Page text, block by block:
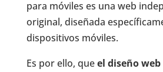
para móviles es una web
original, diseñada
dispositivos móviles.
Es por ello, queel diseño